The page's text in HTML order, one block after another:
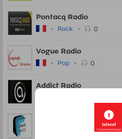
Pontacq Radio
Rock 0
Vogue Radio
Pop 0
Addict Radio
0
t
telecel
Conectando Energias